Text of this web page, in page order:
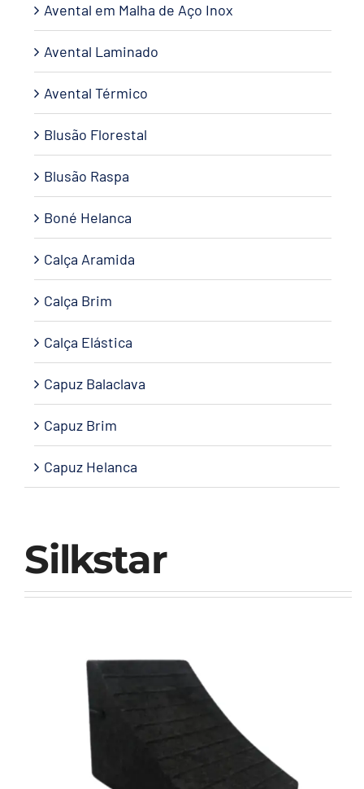
Silkstar
Avental em Malha de Aço Inox
Avental Laminado
Avental Térmico
Blusão Florestal
Blusão Raspa
Boné Helanca
Calça Aramida
Calça Brim
Calça Elástica
Capuz Balaclava
Capuz Brim
Capuz Helanca